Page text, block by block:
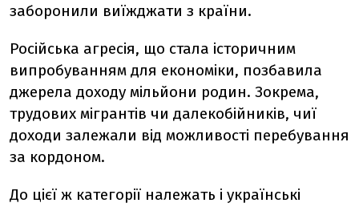
заборонили виїжджати з країни.
Російська агресія, що стала історичним
випробуванням для економіки, позбавила
джерела доходу мільйони родин. Зокрема,
трудових мігрантів чи далекобійників, чиї
доходи залежали від можливості перебування
за кордоном.
До цієї ж категорії належать і українські